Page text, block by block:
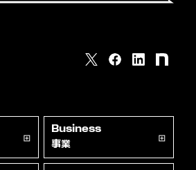
Business
事業